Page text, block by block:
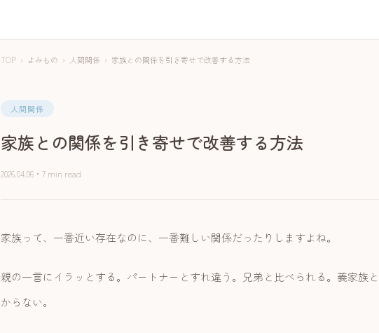
TOP › よみもの › 人間関係 › 家族との関係を引き寄せで改善する方法
人間関係
家族との関係を引き寄せで改善する方法
2026.04.06 ・ 7 min read
家族って、一番近い存在なのに、一番難しい関係だったりしますよね。
親の一言にイラッとする。パートナーとすれ違う。兄弟と比べられる。義家族
からない。